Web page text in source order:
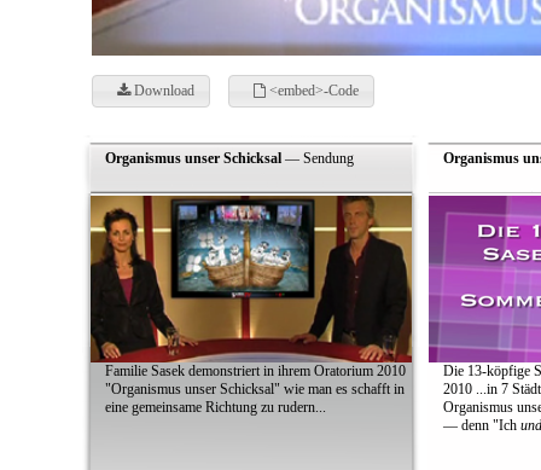
Download <embed>-Code
Organismus unser Schicksal— Sendung
Familie Sasek demonstriert in ihrem Oratorium 2010
"Organismus unser Schicksal" wie man es schafft in
eine gemeinsame Richtung zu rudern...
Organismus
Die 13-köpfige
2010 ...in 7
Organismus
— denn "Ich und